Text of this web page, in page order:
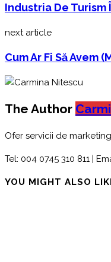
Industria De Turism
next article
Cum Ar Fi Să Avem
The Author
Ofer servicii de
Tel: 004 0745 310 811 |
YOU MIGHT ALSO